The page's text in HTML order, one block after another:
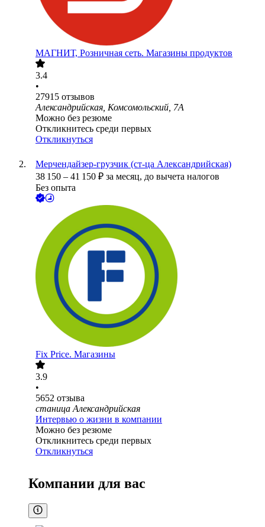
МАГНИТ, Розничная сеть. Магазины продуктов
3.4
•
27915 отзывов
Александрийская, Комсомольский, 7А
Можно без резюме
Откликнитесь среди первых
Откликнуться
Мерчендайзер-грузчик (ст-ца Александрийская)
38 150 – 41 150 ₽ за месяц, до вычета налогов
Без опыта
Fix Price. Магазины
3.9
•
5652 отзыва
станица Александрийская
Интервью о жизни в компании
Можно без резюме
Откликнитесь среди первых
Откликнуться
Компании для вас